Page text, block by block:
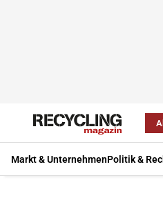
Markt & UnternehmenPolitik &